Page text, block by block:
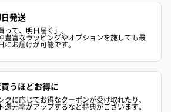
してお届けいたします。
発送
って、明日届く」。
豊富なラッピングやオプションを施しても最
にお届けが可能です。
うほどお得に
クに応じてお得なクーポンが受け取れたり、
還元率がアップするなど特典がございます。